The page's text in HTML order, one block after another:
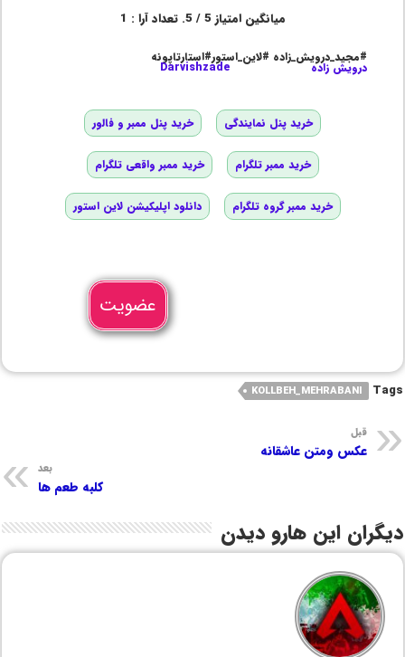
میانگین امتیاز 5/ 5. تعداد آرا : 1
#مجید_درویش_زاده #لاین_استور#استارتاپونه
درویش زاده Darvishzade
خرید پنل نمایندگی خرید پنل ممبر و فالور
خرید ممبر تلگرام خرید ممبر واقعی تلگرام
خرید ممبر گروه تلگرام دانلود اپلیکیشن لاین استور
عضویت
Tags
KOLLBEH_MEHRABANI
قبل
عکس ومتن عاشقانه
بعد
کلبه طعم ها
دیگران این هارو دیدن